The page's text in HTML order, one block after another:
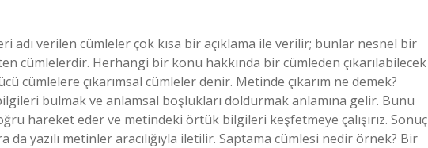
adı verilen cümleler çok kısa bir açıklama ile verilir; bunlar nesnel bir
cümlelerdir. Herhangi bir konu hakkında bir cümleden çıkarılabilecek
cümlelere çıkarımsal cümleler denir. Metinde çıkarım ne demek?
bulmak ve anlamsal boşlukları doldurmak anlamına gelir. Bunu
hareket eder ve metindeki örtük bilgileri keşfetmeye çalışırız. Sonuç
yazılı metinler aracılığıyla iletilir. Saptama cümlesi nedir örnek? Bir